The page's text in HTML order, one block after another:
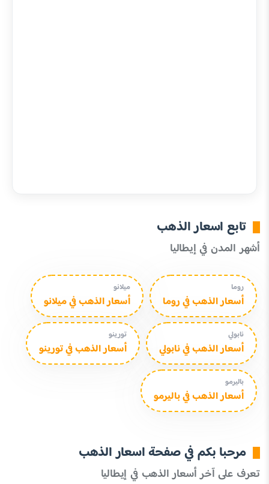
تابع اسعار الذهب
أشهر المدن في إيطاليا
روما
أسعار الذهب في روما
ميلانو
أسعار الذهب في ميلانو
نابولي
أسعار الذهب في نابولي
تورينو
أسعار الذهب في تورينو
باليرمو
أسعار الذهب في باليرمو
مرحبا بكم في صفحة اسعار الذهب
تعرف على آخر أسعار الذهب في إيطاليا